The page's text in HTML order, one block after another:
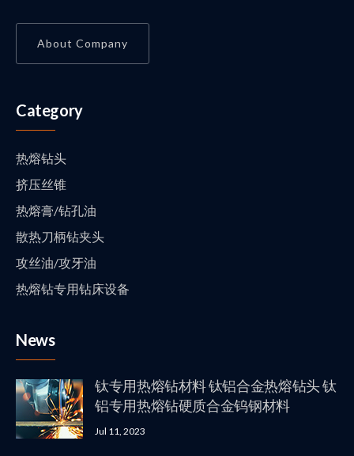
About Company
Category
热熔钻头
挤压丝锥
热熔膏/钻孔油
散热刀柄钻夹头
攻丝油/攻牙油
热熔钻专用钻床设备
News
钛专用热熔钻材料 钛铝合金热熔钻头 钛
铝专用热熔钻硬质合金钨钢材料
Jul 11, 2023